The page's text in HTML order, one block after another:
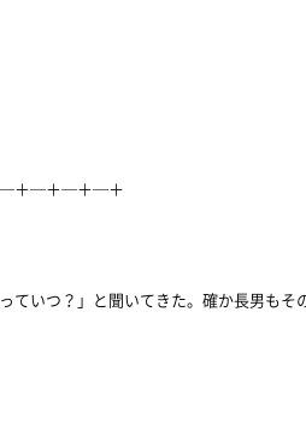
＋─＋─＋─＋
ていつ？」と聞いてきた。確か長男もそ